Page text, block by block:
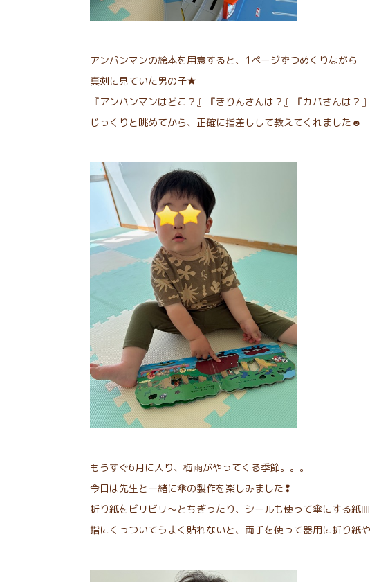
アンパンマンの絵本を用意すると、1ページずつめくりながら
真剣に見ていた男の子★
『アンパンマンはどこ？』『きりんさんは？』『カバさんは？
じっくりと眺めてから、正確に指差しして教えてくれました☻
もうすぐ6月に入り、梅雨がやってくる季節。。。
今日は先生と一緒に傘の製作を楽しみました❢
折り紙をビリビリ～とちぎったり、シールも使って傘にする紙
指にくっついてうまく貼れないと、両手を使って器用に折り紙